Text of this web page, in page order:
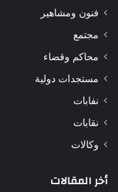
فنون ومشاهير
مجتمع
محاكم وقضاء
مستجدات دولية
نفابات
نقابات
وكالات
أخر المقالات